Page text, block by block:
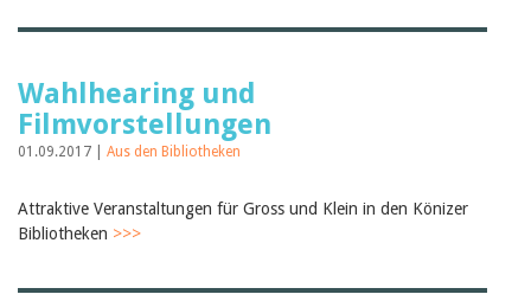
Wahlhearing und
Filmvorstellungen
01.09.2017 | Aus den Bibliotheken
Attraktive Veranstaltungen für Gross und Klein in den Könizer
Bibliotheken >>>